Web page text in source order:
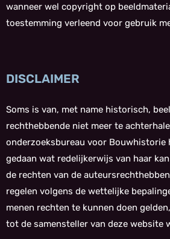
wanneer wel copyright op
toestemming verleend voor gebruik
DISCLAIMER
Soms is van, met name historisch,
rechthebbende niet meer te
onderzoeksbureau voor Bouwhistorie
gedaan wat redelijkerwijs van haar
de rechten van de
regelen volgens de wettelijke
menen rechten te kunnen doen
tot de samensteller van deze website